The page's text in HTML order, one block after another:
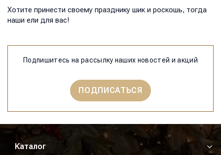
Хотите принести своему празднику шик и роскошь, тогда
наши ели для вас!
Подпишитесь на рассылку наших новостей и акций
ПОДПИСАТЬСЯ
Каталог